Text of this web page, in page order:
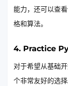
能力，还可以查
格和算法。
4. Practice
对于希望从基础
个非常友好的选